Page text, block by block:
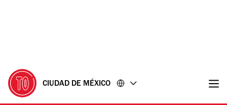
CIUDAD DE MÉXICO